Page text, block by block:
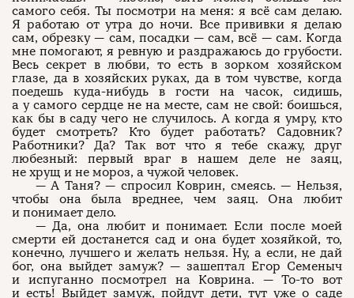
самого себя. Ты посмотри на меня: я всё сам делаю.
Я работаю от утра до ночи. Все прививки я делаю
сам, обрезку — сам, посадки — сам, всё — сам. Когда
мне помогают, я ревную и раздражаюсь до грубости.
Весь секрет в любви, то есть в зорком хозяйском
глазе, да в хозяйских руках, да в том чувстве, когда
поедешь куда-нибудь в гости на часок, сидишь,
а у самого сердце не на месте, сам не свой: боишься,
как бы в саду чего не случилось. А когда я умру, кто
будет смотреть? Кто будет работать? Садовник?
Работники? Да? Так вот что я тебе скажу, друг
любезный: первый враг в нашем деле не заяц,
не хрущ и не мороз, а чужой человек.
— А Таня? — спросил Коврин, смеясь. — Нельзя,
чтобы она была вреднее, чем заяц. Она любит
и понимает дело.
— Да, она любит и понимает. Если после моей
смерти ей достанется сад и она будет хозяйкой, то,
конечно, лучшего и желать нельзя. Ну, а если, не дай
бог, она выйдет замуж? — зашептал Егор Семеныч
и испуганно посмотрел на Коврина. — То-то вот
и есть! Выйдет замуж, пойдут дети, тут уже о саде